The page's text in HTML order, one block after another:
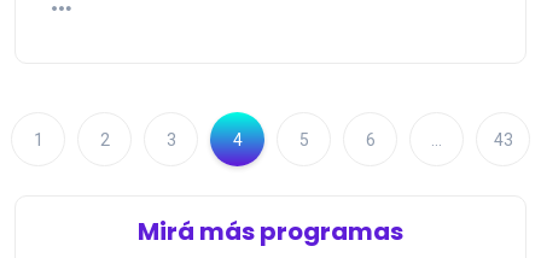
1 2 3 4 5 6 43
Mirá más programas